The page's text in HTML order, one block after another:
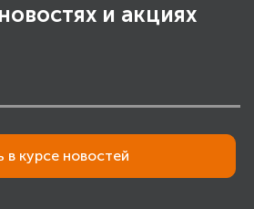
и акциях
в курсе новостей